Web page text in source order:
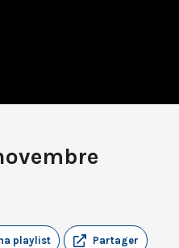
Partager
playlist